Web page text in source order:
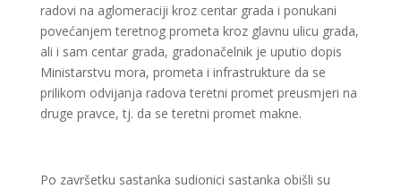
radovi na aglomeraciji kroz centar grada i ponukani
povećanjem teretnog prometa kroz glavnu ulicu grada,
ali i sam centar grada, gradonačelnik je uputio dopis
Ministarstvu mora, prometa i infrastrukture da se
prilikom odvijanja radova teretni promet preusmjeri na
druge pravce, tj. da se teretni promet makne.
Po završetku sastanka sudionici sastanka obišli su